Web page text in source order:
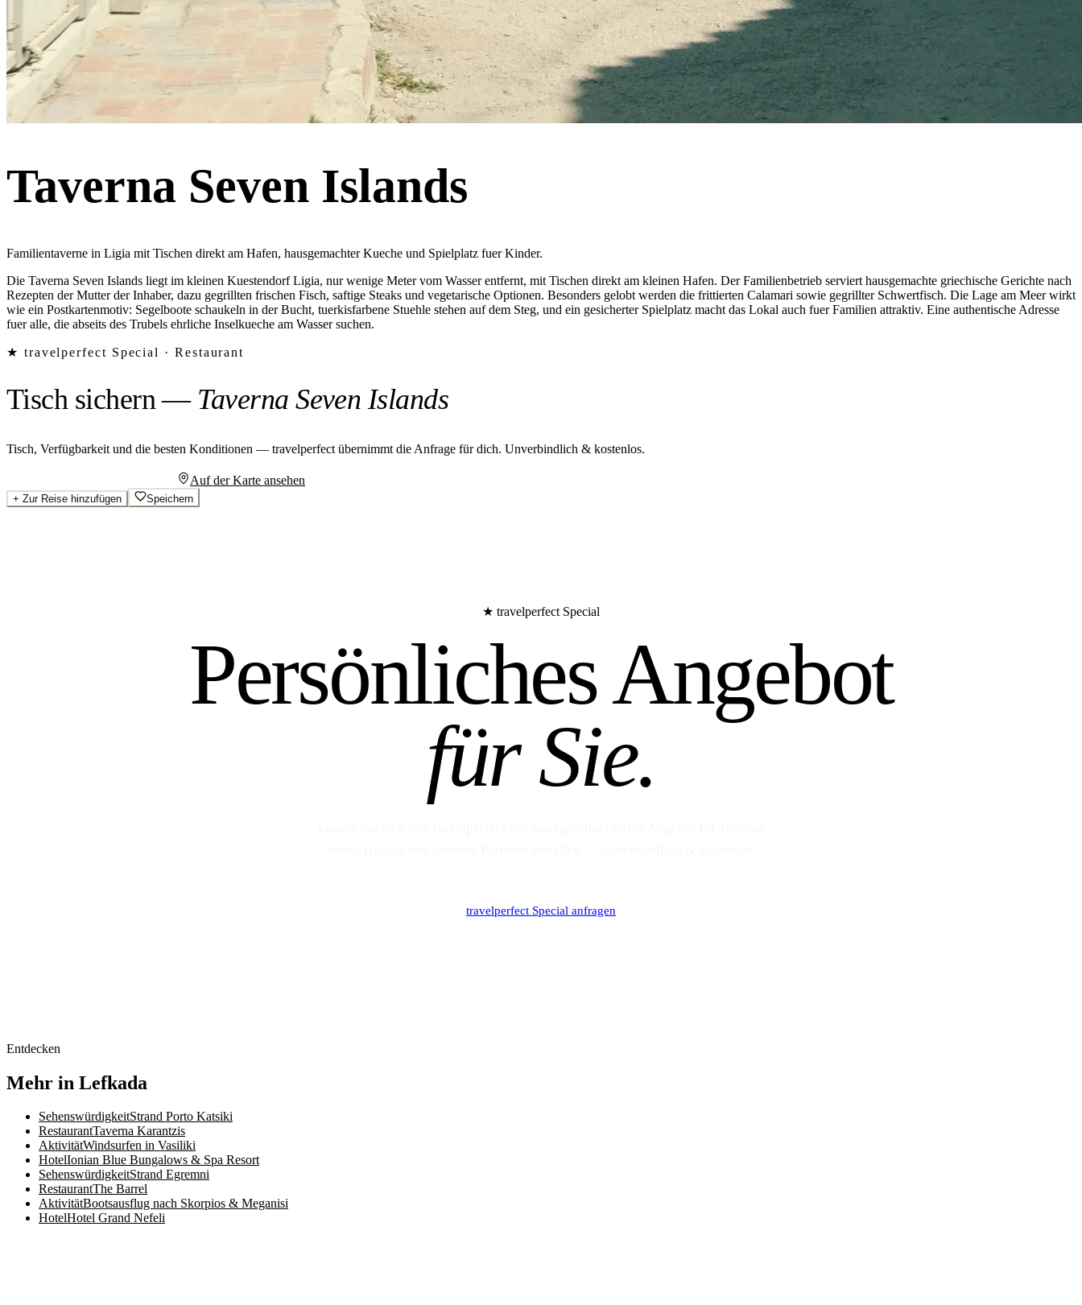
Taverna Seven Islands
Familientaverne in Ligia mit Tischen direkt am Hafen, hausgemachter Kueche und Spielplatz fuer Kinder.
Die Taverna Seven Islands liegt im kleinen Kuestendorf Ligia, nur wenige Meter vom Wasser entfernt, mit Tischen direkt am kleinen Hafen. Der Familienbetrieb serviert hausgemachte griechische Gerichte nach
Rezepten der Mutter der Inhaber, dazu gegrillten frischen Fisch, saftige Steaks und vegetarische Optionen. Besonders gelobt werden die frittierten Calamari sowie gegrillter Schwertfisch. Die Lage am Meer wirkt
wie ein Postkartenmotiv: Segelboote schaukeln in der Bucht, tuerkisfarbene Stuehle stehen auf dem Steg, und ein gesicherter Spielplatz macht das Lokal auch fuer Familien attraktiv. Eine authentische Adresse
fuer alle, die abseits des Trubels ehrliche Inselkueche am Wasser suchen.
★ travelperfect Special · Restaurant
Tisch sichern— Taverna Seven Islands
Tisch, Verfügbarkeit und die besten Konditionen — travelperfect übernimmt die Anfrage für dich. Unverbindlich & kostenlos.
Auf der Karte ansehen
+ Zur Reise hinzufügen Speichern
★ travelperfect Special
Persönliches Angebot
für Sie.
travelperfect Special anfragen
Entdecken
Mehr in Lefkada
SehenswürdigkeitStrand Porto Katsiki
RestaurantTaverna Karantzis
AktivitätWindsurfen in Vasiliki
HotelIonian Blue Bungalows & Spa Resort
SehenswürdigkeitStrand Egremni
RestaurantThe Barrel
AktivitätBootsausflug nach Skorpios & Meganisi
HotelHotel Grand Nefeli